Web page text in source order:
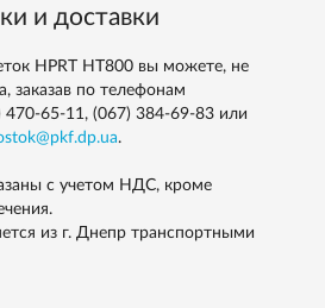
и доставки
HPRT HT800 вы можете, не
заказав по телефонам
470-65-11, (067) 384-69-83 или
.
с учетом НДС, кроме
из г. Днепр транспортными